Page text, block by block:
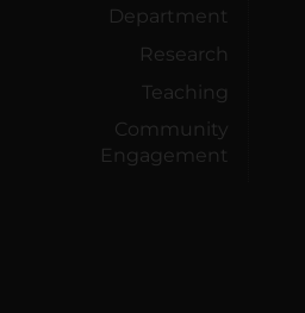
Department
Research
Teaching
Community
Engagement